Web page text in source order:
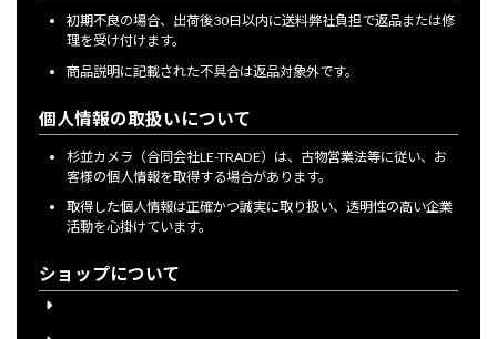
初期不良の場合、出荷後30日以内に送料弊社負担で返品または修
理を受け付けます。
商品説明に記載された不具合は返品対象外です。
個人情報の取扱いについて
杉並カメラ（合同会社LE-TRADE）は、古物営業法等に従い、お
客様の個人情報を取得する場合があります。
取得した個人情報は正確かつ誠実に取り扱い、透明性の高い企業
活動を心掛けています。
ショップについて